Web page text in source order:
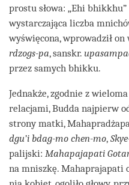
prostu słowa: „Ehi
wystarczająca liczba
wyświęcona, wprowadził on
rdzogs-pa, sanskr.
przez samych bhikku.
Jednakże, zgodnie z
relacjami, Budda najpierw
strony matki,
dgu’i bdag-mo chen-mo,
palijski: Mahapajapati
na mniszkę. Mahaprajapati